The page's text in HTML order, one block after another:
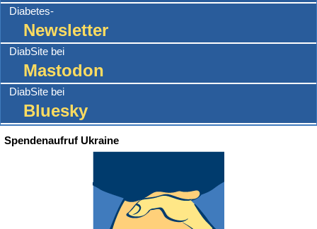
Diabetes-
Newsletter
DiabSite bei
Mastodon
DiabSite bei
Bluesky
Spendenaufruf Ukraine